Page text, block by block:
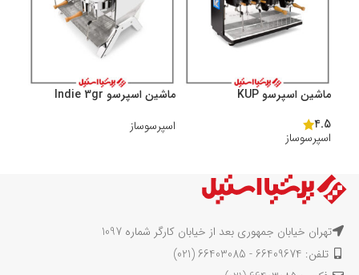
ماشین اسپرسو KUP
4.5
اسپرسوساز
ماشین اسپرسو Indie 3gr
اسپرسوساز
تهران خیابان جمهوری بعد از خیابان کارگر شماره 1097
تلفن: 66409674 - 66403085 (021)